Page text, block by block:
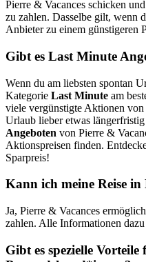
Pierre & Vacances schicken
zu zahlen. Dasselbe gilt, wenn
Anbieter zu einem günstigeren
Gibt es Last Minute
Wenn du am liebsten spontan
Kategorie Last Minute am
viele vergünstigte Aktionen
Urlaub lieber etwas
Angeboten von Pierre &
Aktionspreisen finden.
Sparpreis!
Kann ich meine Reise in
Ja, Pierre & Vacances
zahlen. Alle Informationen
Gibt es spezielle